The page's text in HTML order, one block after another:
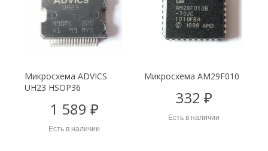
Микросхема ADVICS
UH23 HSOP36
1 589 ₽
Есть в наличии
Микросхема AM29F010
332 ₽
Есть в наличии